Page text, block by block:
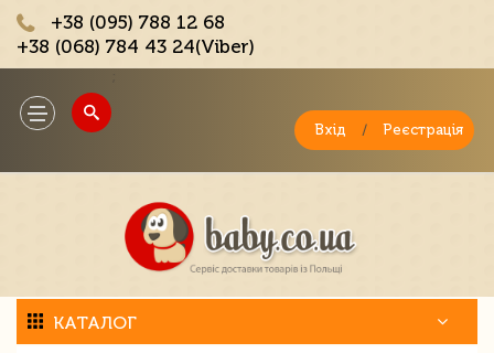
+38 (095) 788 12 68
+38 (068) 784 43 24(Viber)
Toggle
navigation
Вхід / Реєстрація
КАТАЛОГ